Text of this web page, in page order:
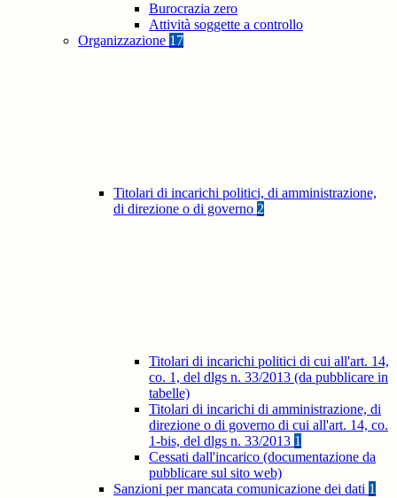
Burocrazia zero
Attività soggette a controllo
Organizzazione 17
Titolari di incarichi politici, di amministrazione,
di direzione o di governo 2
Titolari di incarichi politici di cui all'art. 14,
co. 1, del dlgs n. 33/2013 (da pubblicare in
tabelle)
Titolari di incarichi di amministrazione, di
direzione o di governo di cui all'art. 14, co.
1-bis, del dlgs n. 33/2013 1
Cessati dall'incarico (documentazione da
pubblicare sul sito web)
Sanzioni per mancata comunicazione dei dati 1